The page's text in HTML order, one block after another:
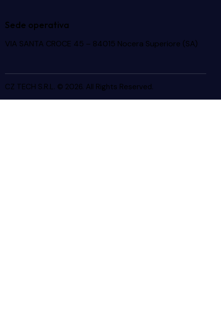
Sede operativa
VIA SANTA CROCE 45 – 84015 Nocera Superiore (SA)
CZ TECH S.R.L. © 2026. All Rights Reserved.